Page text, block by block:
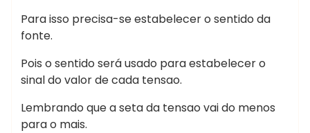
Para isso precisa-se estabelecer o sentido da
fonte.
Pois o sentido será usado para estabelecer o
sinal do valor de cada tensao.
Lembrando que a seta da tensao vai do menos
para o mais.